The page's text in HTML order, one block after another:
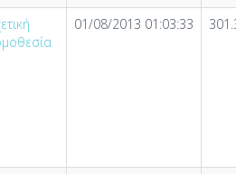
01/08/2013 01:03:33